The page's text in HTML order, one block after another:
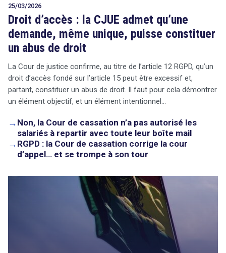
25/03/2026
Droit d’accès : la CJUE admet qu’une
demande, même unique, puisse constituer
un abus de droit
La Cour de justice confirme, au titre de l’article 12 RGPD, qu’un
droit d’accès fondé sur l’article 15 peut être excessif et,
partant, constituer un abus de droit. Il faut pour cela démontrer
un élément objectif, et un élément intentionnel…
→ Non, la Cour de cassation n’a pas autorisé les
salariés à repartir avec toute leur boîte mail
→ RGPD : la Cour de cassation corrige la cour
d’appel… et se trompe à son tour